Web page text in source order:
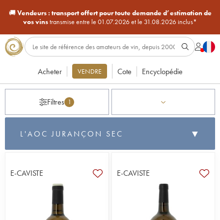
🚚Vendeurs : transport offert pour toute demande d’estimation de
vos vinstransmise entre le 01.07.2026 et le 31.08.2026 inclus*
Acheter VENDRE Cote Encyclopédie
Filtres 1
L'AOC JURANÇON SEC ▼
Atlantiques
au pied des Pyrénées, reconnue en
.
gros manseng
manseng , sur les mêmes coteaux pentus et escarpés du
vignoble, il révèle un profil aromatique singulier et
immédiatement identifiable.
E-CAVISTE E-CAVISTE